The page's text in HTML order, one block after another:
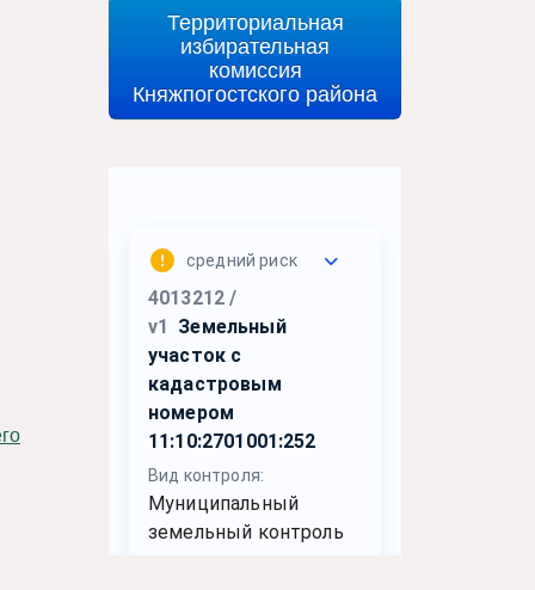
Территориальная
избирательная
комиссия
Княжпогостского района